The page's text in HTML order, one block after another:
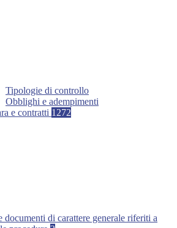
Tipologie di controllo
Obblighi e adempimenti
e contratti 1272
documenti di carattere generale riferiti a